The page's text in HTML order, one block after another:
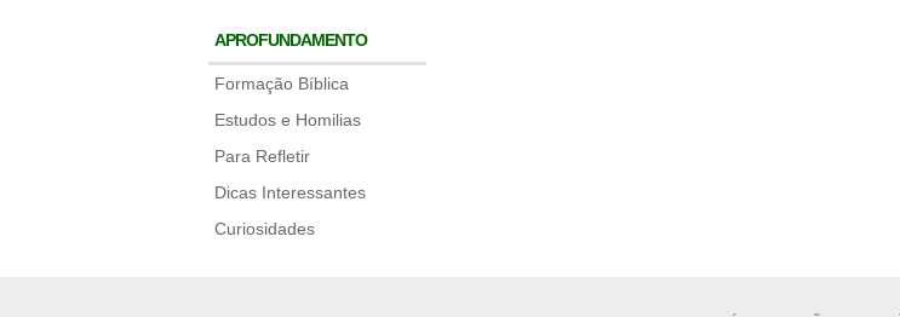
APROFUNDAMENTO
Formação Bíblica
Estudos e Homilias
Para Refletir
Dicas Interessantes
Curiosidades